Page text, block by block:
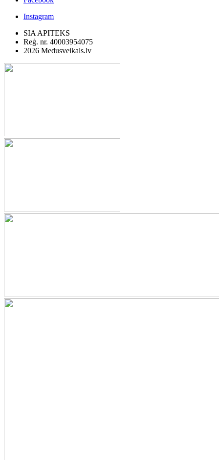
Instagram
SIA APITEKS
Reģ. nr. 40003954075
2026 Medusveikals.lv